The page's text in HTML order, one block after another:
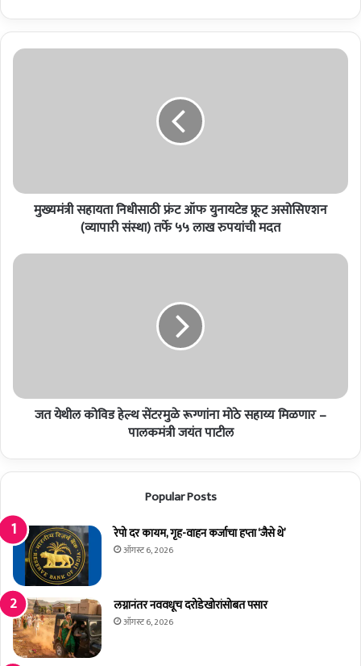
मु
नि
फ्रं
ड
सो
श
न
(
पा
री
सं
स्था
)
मुख्यमंत्री सहायता निधीसाठी फ्रंट ऑफ युनायटेड फ्रूट असोसिएशन
(व्यापारी संस्था) तर्फे ५५ लाख रुपयांची मदत
ज
हे
र
रू
ग्णां
ना
ठे
स
हा
य्य
मि
जत येथील कोविड हेल्थ सेंटरमुळे रूग्णांना मोठे सहाय्य मिळणार –
पालकमंत्री जयंत पाटील
Popular Posts
रेपो दर कायम, गृह-वाहन कर्जाचा हप्ता ‘जैसे थे’
ऑगस्ट 6, 2026
लग्नानंतर नववधूच दरोडेखोरांसोबत पसार
ऑगस्ट 6, 2026